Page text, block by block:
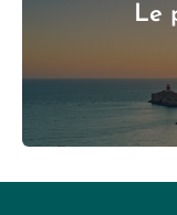
Le